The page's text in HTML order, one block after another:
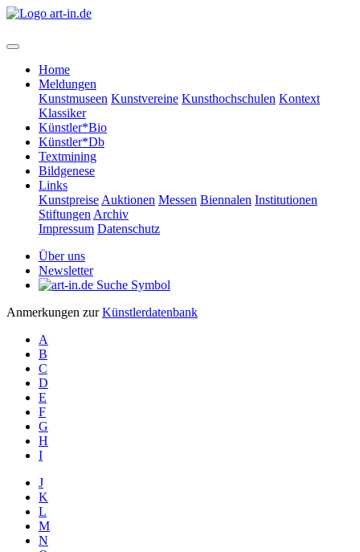
Home
Meldungen
Kunstmuseen Kunstvereine Kunsthochschulen Kontext
Klassiker
Künstler*Bio
Künstler*Db
Textmining
Bildgenese
Links
Kunstpreise Auktionen Messen Biennalen Institutionen
Stiftungen Archiv
Impressum Datenschutz
Über uns
Newsletter
Anmerkungen zurKünstlerdatenbank
A
B
C
D
E
F
G
H
I
J
K
L
M
N